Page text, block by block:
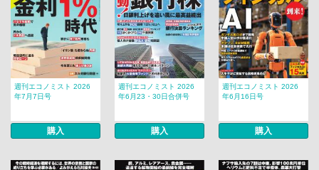
週刊エコノミスト 2026
年7月7日号
購入
週刊エコノミスト 2026
年6月23・30日合併号
購入
週刊エコノミスト 2026
年6月16日号
購入